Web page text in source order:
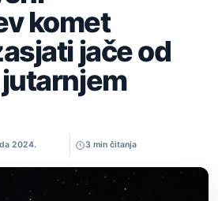
komet
jače od
2024. 3 min čitanja